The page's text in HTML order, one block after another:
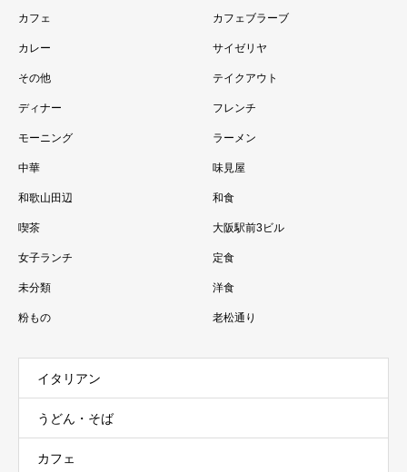
カフェ カフェブラーブ
カレー サイゼリヤ
その他 テイクアウト
ディナー フレンチ
モーニング ラーメン
中華 味見屋
和歌山田辺 和食
喫茶 大阪駅前3ビル
女子ランチ 定食
未分類 洋食
粉もの 老松通り
イタリアン
うどん・そば
カフェ